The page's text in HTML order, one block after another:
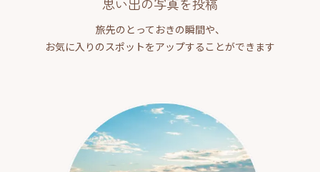
旅先のとっておきの瞬間や、
お気に入りのスポットをアップすることができます